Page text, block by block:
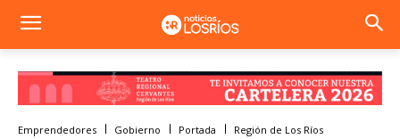
Emprendedores Gobierno Portada Región de Los Ríos